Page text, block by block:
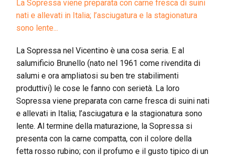
La Sopressa viene preparata con carne fresca di suini
nati e allevati in Italia; l’asciugatura e la stagionatura
sono lente...
La Sopressa nel Vicentino è una cosa seria. E al
salumificio Brunello (nato nel 1961 come rivendita di
salumi e ora ampliatosi su ben tre stabilimenti
produttivi) le cose le fanno con serietà. La loro
Sopressa viene preparata con carne fresca di suini nati
e allevati in Italia; l’asciugatura e la stagionatura sono
lente. Al termine della maturazione, la Sopressa si
presenta con la carne compatta, con il colore della
fetta rosso rubino; con il profumo e il gusto tipico di un